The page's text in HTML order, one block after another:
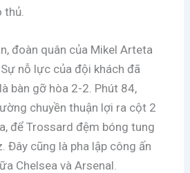
thủ.
đoàn quân của Mikel Arteta
nỗ lực của đội khách đã
bàn gỡ hòa 2-2. Phút 84,
chuyền thuận lợi ra cột 2
để Trossard đệm bóng tung
Đây cũng là pha lập công ấn
Chelsea và Arsenal.